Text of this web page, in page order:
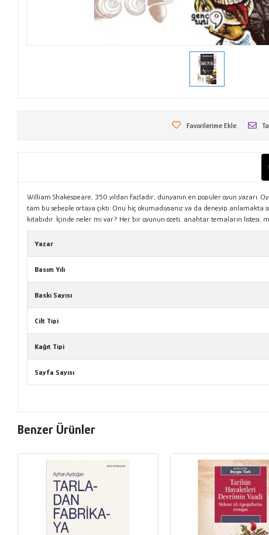
Favorilerime Ekle
William Shakespeare, 350 yıldan fazladır, dünyanın en popüler oyun
tam bu sebeple ortaya çıktı. Onu hiç okumadıysanız ya da deneyip anlamakta
kitabıdır. İçinde neler mi var? Her bir oyunun özeti, anahtar temaların listesi,
Yazar
Basım Yılı
Baskı Sayısı
Cilt Tipi
Kağıt Tipi
Sayfa Sayısı
Benzer Ürünler